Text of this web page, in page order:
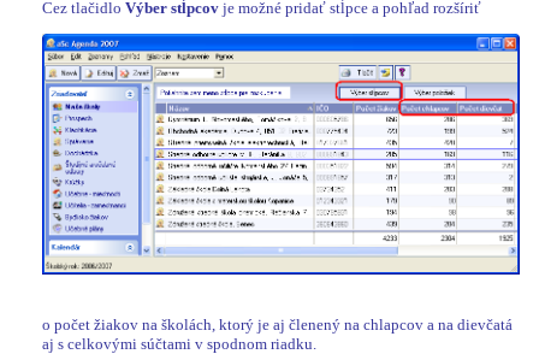
Cez tlačidlo Výber stĺpcov je možné pridať stĺpce a pohľad rozšíriť
o počet žiakov na školách, ktorý je aj členený na chlapcov a na dievčatá
aj s celkovými súčtami v spodnom riadku.